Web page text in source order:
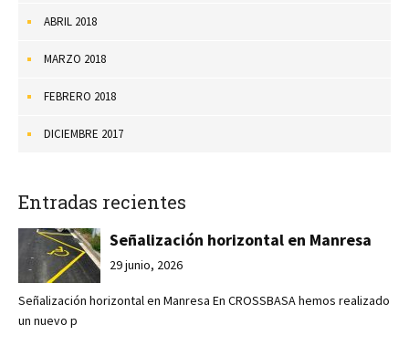
ABRIL 2018
MARZO 2018
FEBRERO 2018
DICIEMBRE 2017
Entradas recientes
Señalización horizontal en Manresa
29 junio, 2026
Señalización horizontal en Manresa En CROSSBASA hemos realizado
un nuevo p